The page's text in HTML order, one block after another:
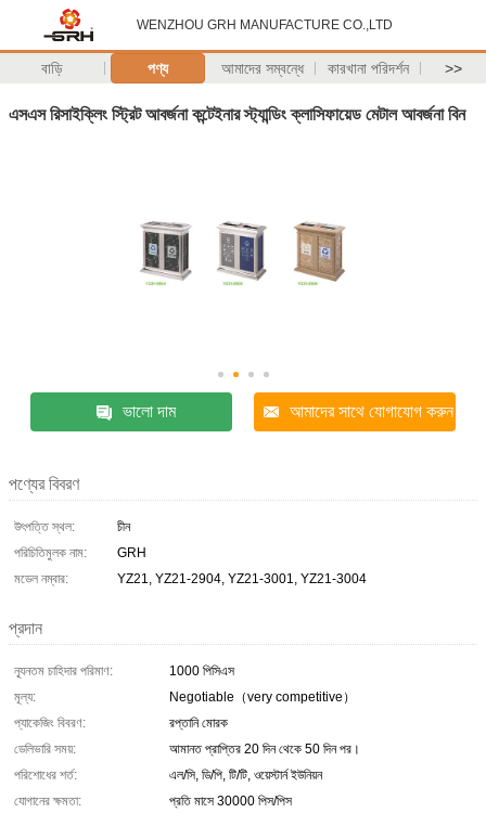
WENZHOU GRH MANUFACTURE CO.,LTD
বাড়ি পণ্য আমাদের সম্বন্ধে কারখানা পরিদর্শন >>
এসএস রিসাইক্লিং স্ট্রিট আবর্জনা কন্টেইনার স্ট্যান্ডিং ক্লাসিফায়েড মেটাল আবর্জনা বিন
ভালো দাম আমাদের সাথে যোগাযোগ করুন
পণ্যের বিবরণ
উৎপত্তি স্থল:
চীন
পরিচিতিমুলক নাম:
GRH
মডেল নম্বার:
YZ21, YZ21-2904, YZ21-3001, YZ21-3004
প্রদান
ন্যূনতম চাহিদার পরিমাণ:
1000 পিসিএস
মূল্য:
Negotiable（very competitive）
প্যাকেজিং বিবরণ:
রপ্তানি মোরক
ডেলিভারি সময়:
আমানত প্রাপ্তির 20 দিন থেকে 50 দিন পর।
পরিশোধের শর্ত:
এল/সি, ডি/পি, টি/টি, ওয়েস্টার্ন ইউনিয়ন
যোগানের ক্ষমতা:
প্রতি মাসে 30000 পিস/পিস